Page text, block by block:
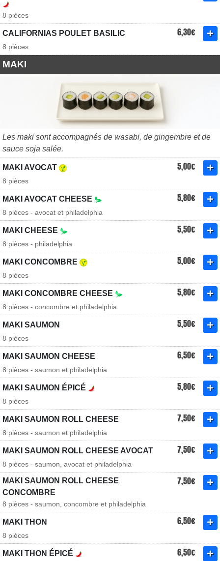
8 pièces
CALIFORNIAS POULET BASILIC 6,30€
8 pièces
MAKI
Les maki sont accompagnés de wasabi, de gingembre et de
sauce soja salée.
MAKI AVOCAT 5,00€
8 pièces
MAKI AVOCAT CHEESE 5,80€
8 pièces - avocat et philadelphia
MAKI CHEESE 5,50€
8 pièces - philadelphia
MAKI CONCOMBRE 5,00€
8 pièces
MAKI CONCOMBRE CHEESE 5,80€
8 pièces - concombre et philadelphia
MAKI SAUMON 5,50€
8 pièces
MAKI SAUMON CHEESE 6,50€
8 pièces - saumon et philadelphia
MAKI SAUMON ÉPICÉ 5,80€
8 pièces
MAKI SAUMON ROLL CHEESE 7,50€
8 pièces - saumon et philadelphia
MAKI SAUMON ROLL CHEESE AVOCAT 7,50€
8 pièces - saumon, avocat et philadelphia
MAKI SAUMON ROLL CHEESE
CONCOMBRE
7,50€
8 pièces - saumon, concombre et philadelphia
MAKI THON 6,50€
8 pièces
MAKI THON ÉPICÉ 6,50€